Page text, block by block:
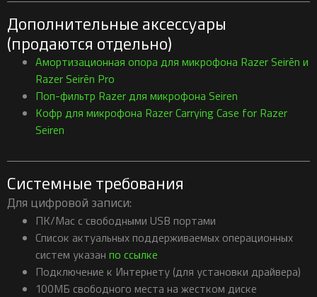
Дополнительные аксессуары
(продаются отдельно)
Амортизационная опора для микрофона Razer Seirēn и
Razer Seirēn Pro
Поп-фильтр Razer для микрофона Seiren
Кофр для микрофона Razer Carrying Case for Razer
Seiren
Системные требования
Для цифровой записи:
ПК/Mac с свободными USB портами
Cписок актуальных поддерживаемых операционных
систем указан по ссылке
Подключение к Интернету (для установки драйвера)
100МБ свободного места на жестком диске